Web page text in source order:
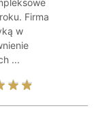
Firma
w
...